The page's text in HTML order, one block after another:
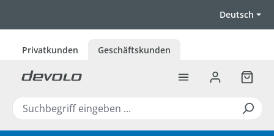
Deutsch
Privatkunden Geschäftskunden